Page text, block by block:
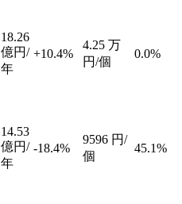
18.26
億円/
年
+10.4%
4.25 万
円/個
0.0%
14.53
億円/
年
-18.4%
9596 円/
個
45.1%